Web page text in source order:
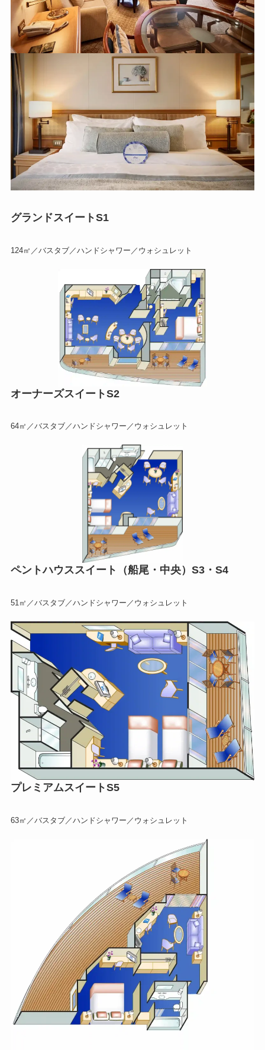
グランドスイートS1
124㎡／バスタブ／ハンドシャワー／ウォシュレット
オーナーズスイートS2
64㎡／バスタブ／ハンドシャワー／ウォシュレット
ペントハウススイート（船尾・中央）S3・S4
51㎡／バスタブ／ハンドシャワー／ウォシュレット
プレミアムスイートS5
63㎡／バスタブ／ハンドシャワー／ウォシュレット